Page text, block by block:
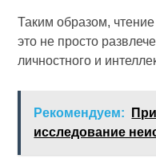
Таким образом,
это не просто
личностного и
Рекомендуем:
исследование